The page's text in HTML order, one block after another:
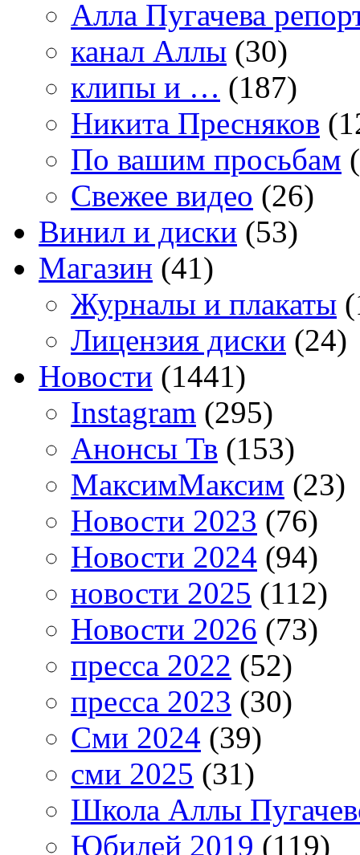
Алла Пугачева
канал Аллы (30)
клипы и … (187)
Никита Пресняков
По вашим просьбам
Свежее видео (26)
Винил и диски (53)
Магазин (41)
Журналы и плакаты
Лицензия диски (24)
Новости (1441)
Instagram (295)
Анонсы Тв (153)
МаксимМаксим (23)
Новости 2023 (76)
Новости 2024 (94)
новости 2025 (112)
Новости 2026 (73)
пресса 2022 (52)
пресса 2023 (30)
Сми 2024 (39)
сми 2025 (31)
Школа Аллы
Юбилей 2019 (119)